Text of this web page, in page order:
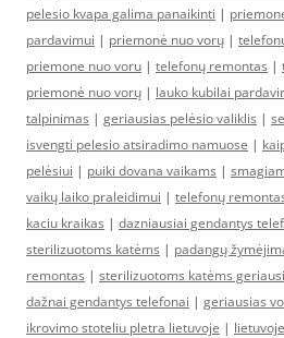
pelesio kvapa galima panaikinti |
pardavimui | priemonė nuo vorų |
priemone nuo voru | telefonų remontas |
priemonė nuo vorų | lauko kubilai
talpinimas | geriausias pelėsio valiklis |
isvengti pelesio atsiradimo namuose |
pelėsiui | puiki dovana vaikams |
vaikų laiko praleidimui | telefonų
kaciu kraikas | dazniausiai gendantys
sterilizuotoms katėms | padangų
remontas | sterilizuotoms katėms
dažnai gendantys telefonai | geriausias
ikrovimo stoteliu pletra lietuvoje |